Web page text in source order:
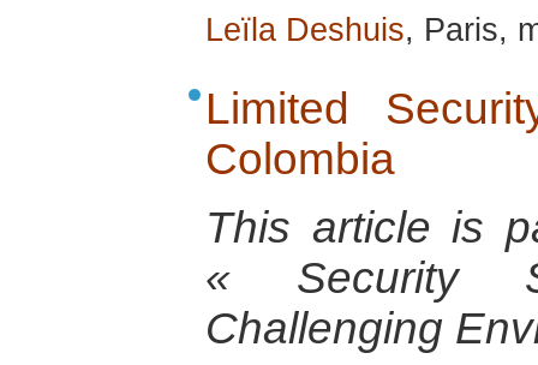
Leïla Deshuis, Paris,
Limited
Colombia
This article is
« Security
Challenging